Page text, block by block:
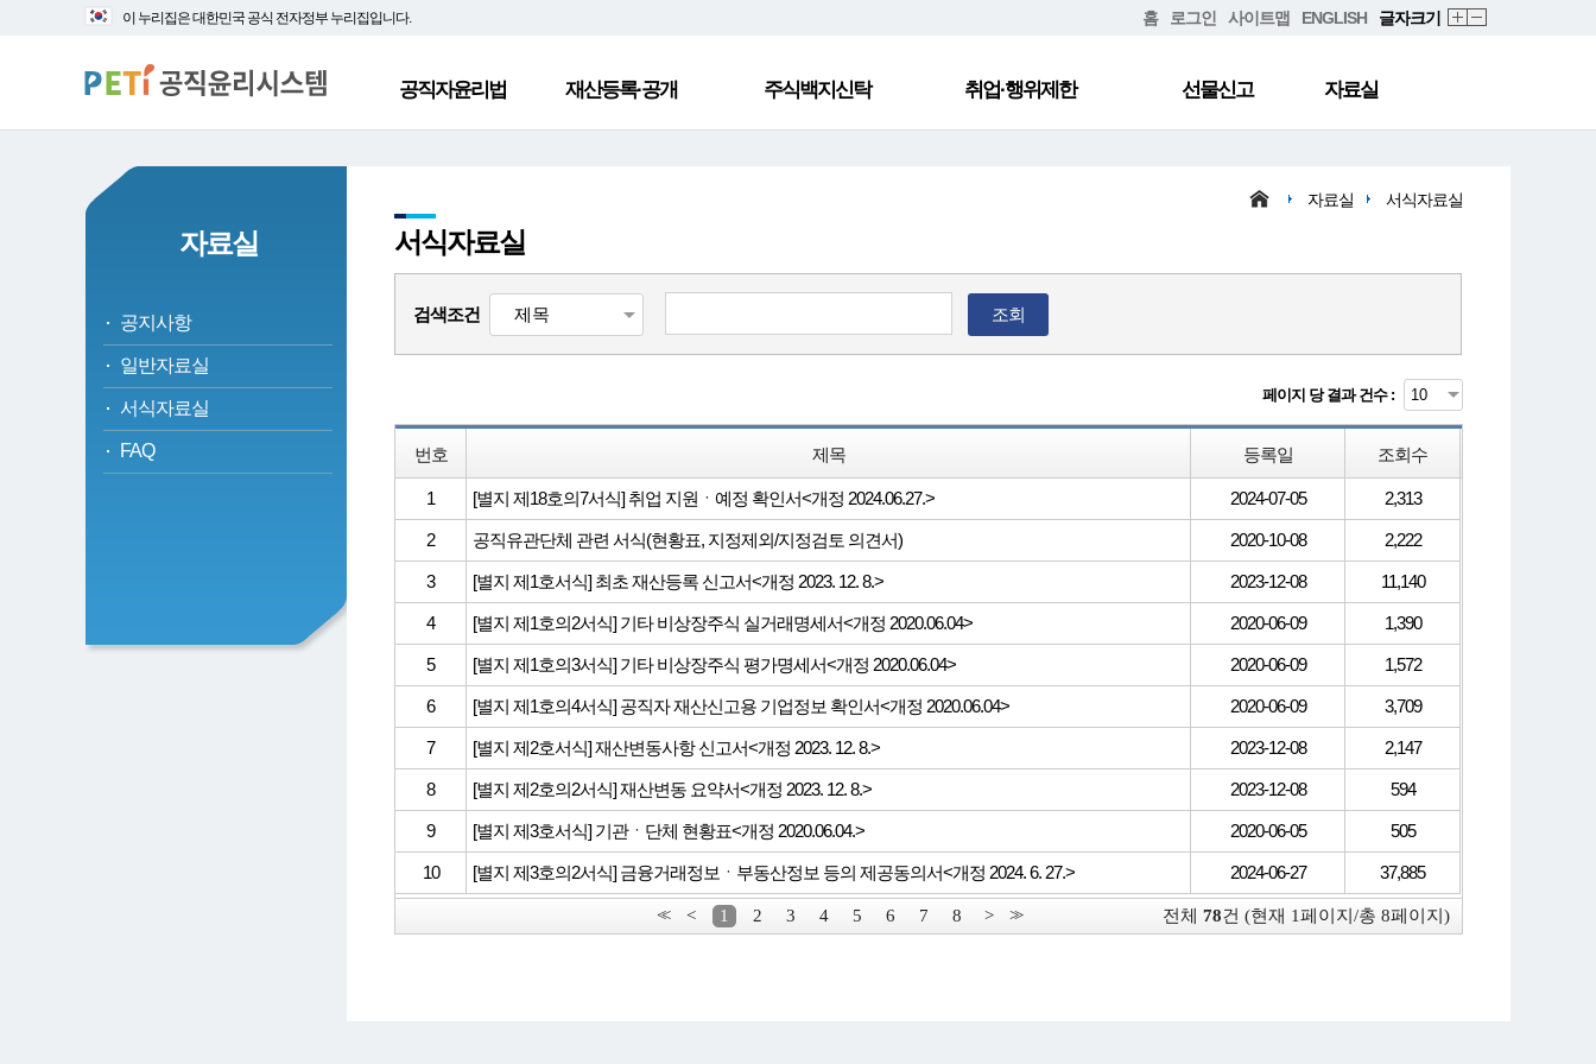
대
바
로
본
로
가
이 누리집은 대한민국 공식 전자정부 누리집입니다. 홈 로그인 사이트맵 ENGLISH 글자크기
공직자윤리법 재산등록·공개 주식백지신탁 취업·행위제한 선물신고 자료실
자료실
공지사항
일반자료실
서식자료실
FAQ
자료실 서식자료실
서식자료실
검색조건 조회
페이지 당 결과 건수 :
번호 제목 등록일 조회수
1 [별지 제18호의7서식] 취업 지원ㆍ예정 확인서<개정 2024.06.27.> 2024-07-05 2,313
2 공직유관단체 관련 서식(현황표, 지정제외/지정검토 의견서) 2020-10-08 2,222
3 [별지 제1호서식] 최초 재산등록 신고서<개정 2023. 12. 8.> 2023-12-08 11,140
4 [별지 제1호의2서식] 기타 비상장주식 실거래명세서<개정 2020.06.04> 2020-06-09 1,390
5 [별지 제1호의3서식] 기타 비상장주식 평가명세서<개정 2020.06.04> 2020-06-09 1,572
6 [별지 제1호의4서식] 공직자 재산신고용 기업정보 확인서<개정 2020.06.04> 2020-06-09 3,709
7 [별지 제2호서식] 재산변동사항 신고서<개정 2023. 12. 8.> 2023-12-08 2,147
8 [별지 제2호의2서식] 재산변동 요약서<개정 2023. 12. 8.> 2023-12-08 594
9 [별지 제3호서식] 기관ㆍ단체 현황표<개정 2020.06.04.> 2020-06-05 505
10 [별지 제3호의2서식] 금융거래정보ㆍ부동산정보 등의 제공동의서<개정 2024. 6. 27.> 2024-06-27 37,885
<< < 1 2 3 4 5 6 7 8 > >> 전체 78건 (현재 1페이지/총 8페이지)